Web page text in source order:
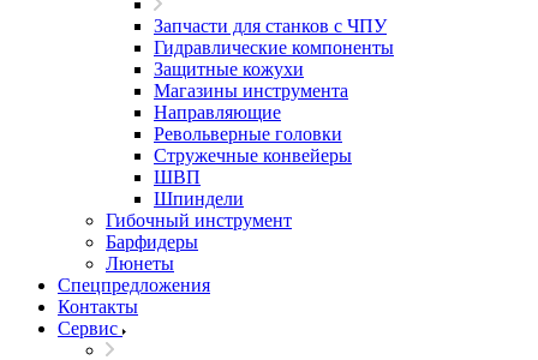
Запчасти для станков с ЧПУ
Гидравлические компоненты
Защитные кожухи
Магазины инструмента
Направляющие
Револьверные головки
Стружечные конвейеры
ШВП
Шпиндели
Гибочный инструмент
Барфидеры
Люнеты
Спецпредложения
Контакты
Сервис